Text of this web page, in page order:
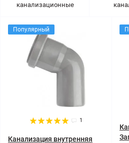
канализационные
Популярный
1
Канализация внутренняя